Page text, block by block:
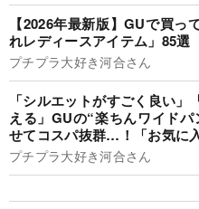
【2026年最新版】GUで買っ
れレディースアイテム」85選
プチプラ大好き河合さん
「シルエットがすごく良い
える」GUの“楽ちんワイド
せてコスパ抜群…！「お気に
プチプラ大好き河合さん